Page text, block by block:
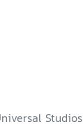
Studios